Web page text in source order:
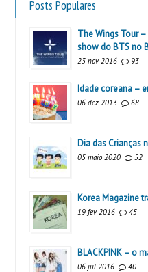
Posts Populares
The Wings Tour
show do BTS no
23 nov 2016 93
Idade coreana –
06 dez 2013 68
Dia das Crianças
05 maio 2020 52
Korea Magazine
19 fev 2016 45
BLACKPINK – o
06 jul 2016 40